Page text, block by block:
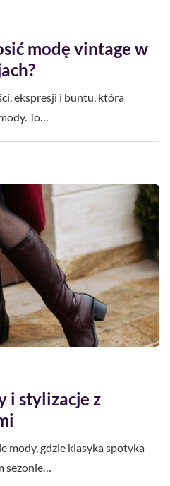
modę vintage w
ekspresji i buntu, która
To…
i stylizacje z
mody, gdzie klasyka spotyka
sezonie…